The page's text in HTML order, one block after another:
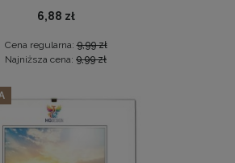
6,88 zł
Cena regularna:9,99 zł
Najniższa cena: 9,99 zł